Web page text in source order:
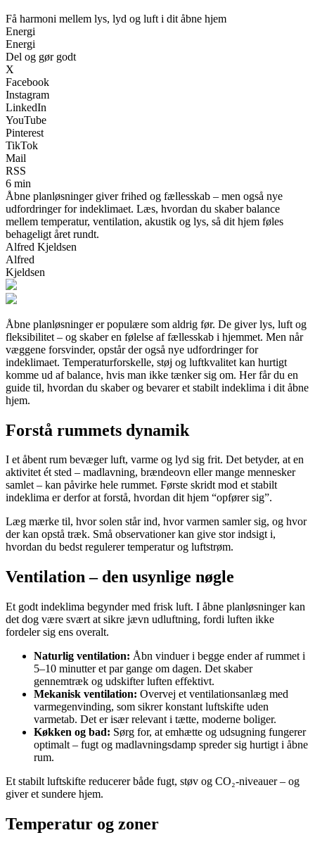
Få harmoni mellem lys, lyd og luft i dit åbne hjem
Energi
Energi
Del og gør godt
X
Facebook
Instagram
LinkedIn
YouTube
Pinterest
TikTok
Mail
RSS
6 min
Åbne planløsninger giver frihed og fællesskab – men også nye
udfordringer for indeklimaet. Læs, hvordan du skaber balance
mellem temperatur, ventilation, akustik og lys, så dit hjem føles
behageligt året rundt.
Alfred Kjeldsen
Alfred
Kjeldsen
Åbne planløsninger er populære som aldrig før. De giver lys, luft og
fleksibilitet – og skaber en følelse af fællesskab i hjemmet. Men når
væggene forsvinder, opstår der også nye udfordringer for
indeklimaet. Temperaturforskelle, støj og luftkvalitet kan hurtigt
komme ud af balance, hvis man ikke tænker sig om. Her får du en
guide til, hvordan du skaber og bevarer et stabilt indeklima i dit åbne
hjem.
Forstå rummets dynamik
I et åbent rum bevæger luft, varme og lyd sig frit. Det betyder, at en
aktivitet ét sted – madlavning, brændeovn eller mange mennesker
samlet – kan påvirke hele rummet. Første skridt mod et stabilt
indeklima er derfor at forstå, hvordan dit hjem “opfører sig”.
Læg mærke til, hvor solen står ind, hvor varmen samler sig, og hvor
der kan opstå træk. Små observationer kan give stor indsigt i,
hvordan du bedst regulerer temperatur og luftstrøm.
Ventilation – den usynlige nøgle
Et godt indeklima begynder med frisk luft. I åbne planløsninger kan
det dog være svært at sikre jævn udluftning, fordi luften ikke
fordeler sig ens overalt.
Naturlig ventilation: Åbn vinduer i begge ender af rummet i
5–10 minutter et par gange om dagen. Det skaber
gennemtræk og udskifter luften effektivt.
Mekanisk ventilation: Overvej et ventilationsanlæg med
varmegenvinding, som sikrer konstant luftskifte uden
varmetab. Det er især relevant i tætte, moderne boliger.
Køkken og bad: Sørg for, at emhætte og udsugning fungerer
optimalt – fugt og madlavningsdamp spreder sig hurtigt i åbne
rum.
Et stabilt luftskifte reducerer både fugt, støv og CO₂-niveauer – og
giver et sundere hjem.
Temperatur og zoner